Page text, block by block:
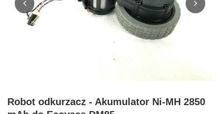
Robot odkurzacz - Akumulator Ni-MH 2850